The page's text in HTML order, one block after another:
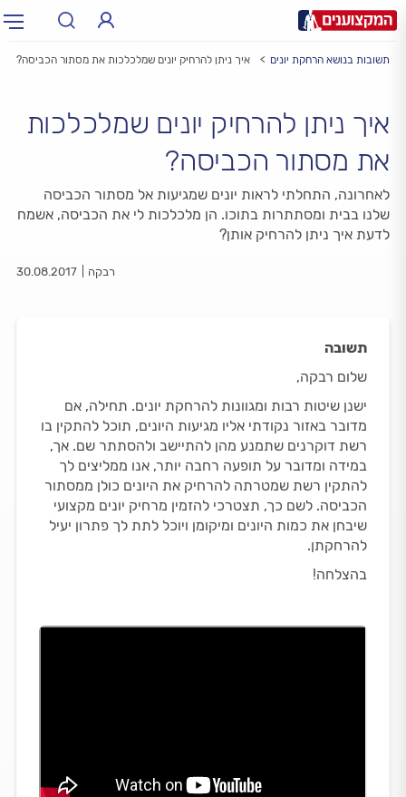
עיר: תל אביב, חיפה…
ותשובות בנושא הרחקת יונים איך ניתן להרחיק יונים שמלכלכות את מסתור הכביסה?
איך ניתן להרחיק יונים שמלכלכות
את מסתור הכביסה?
לאחרונה, התחלתי לראות יונים שמגיעות אל מסתור הכביסה
שלנו בבית ומסתתרות בתוכו. הן מלכלכות לי את הכביסה, אשמח
לדעת איך ניתן להרחיק אותן?
רבקה 30.08.2017
תשובה
שלום רבקה,
ישנן שיטות רבות ומגוונות להרחקת יונים. תחילה, אם
מדובר באזור נקודתי אליו מגיעות היונים, תוכל להתקין בו
רשת דוקרנים שתמנע מהן להתיישב ולהסתתר שם. אך,
במידה ומדובר על תופעה רחבה יותר, אנו ממליצים לך
להתקין רשת שמטרתה להרחיק את היונים כולן ממסתור
הכביסה. לשם כך, תצטרכי להזמין מרחיק יונים מקצועי
שיבחן את כמות היונים ומיקומן ויוכל לתת לך פתרון יעיל
להרחקתן.
בהצלחה!